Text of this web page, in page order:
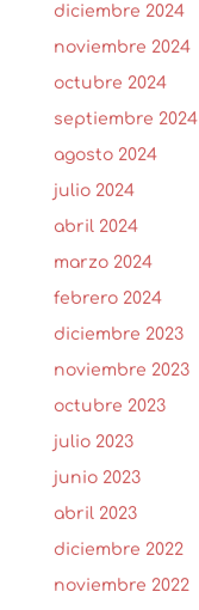
diciembre 2024
noviembre 2024
octubre 2024
septiembre 2024
agosto 2024
julio 2024
abril 2024
marzo 2024
febrero 2024
diciembre 2023
noviembre 2023
octubre 2023
julio 2023
junio 2023
abril 2023
diciembre 2022
noviembre 2022